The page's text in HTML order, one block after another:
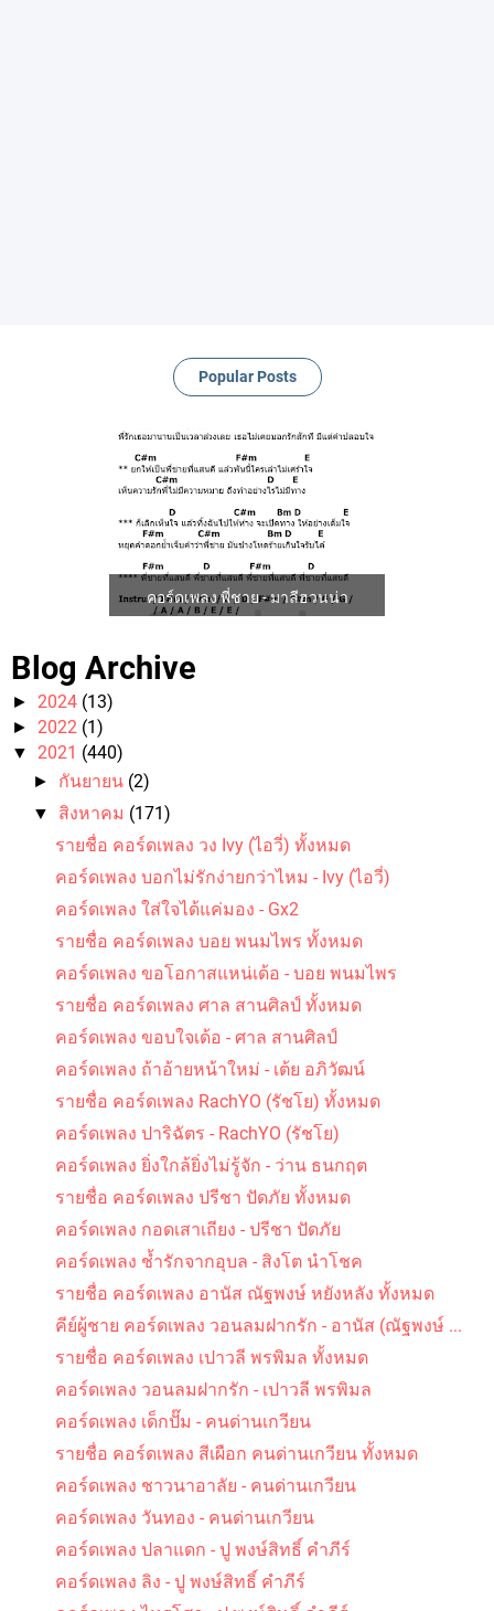
Popular Posts
คอร์ดเพลง พี่ชาย - มาลีฮวนน่า
คอร์ดเพลง ปลาแดก - ปู พงษ์สิทธิ์ คำภีร์
คอร์ดเพลง นางสาวขนุน - สันติภาพ
คอร์ดเพลง รัก คิดถึง และห่วงใย - เคียส
คอร์ดเพลง ไว้ใจ - เอ๋ สันติภาพ
Blog Archive
► 2024 (13)
► 2022 (1)
▼ 2021 (440)
► กันยายน (2)
▼ สิงหาคม (171)
รายชื่อ คอร์ดเพลง วง Ivy (ไอวี่) ทั้งหมด
คอร์ดเพลง บอกไม่รักง่ายกว่าไหม - Ivy (ไอวี่)
คอร์ดเพลง ใส่ใจได้แค่มอง - Gx2
รายชื่อ คอร์ดเพลง บอย พนมไพร ทั้งหมด
คอร์ดเพลง ขอโอกาสแหน่เด้อ - บอย พนมไพร
รายชื่อ คอร์ดเพลง ศาล สานศิลป์ ทั้งหมด
คอร์ดเพลง ขอบใจเด้อ - ศาล สานศิลป์
คอร์ดเพลง ถ้าอ้ายหน้าใหม่ - เต้ย อภิวัฒน์
รายชื่อ คอร์ดเพลง RachYO (รัชโย) ทั้งหมด
คอร์ดเพลง ปาริฉัตร - RachYO (รัชโย)
คอร์ดเพลง ยิ่งใกล้ยิ่งไม่รู้จัก - ว่าน ธนกฤต
รายชื่อ คอร์ดเพลง ปรีชา ปัดภัย ทั้งหมด
คอร์ดเพลง กอดเสาเถียง - ปรีชา ปัดภัย
คอร์ดเพลง ช้ำรักจากอุบล - สิงโต นำโชค
รายชื่อ คอร์ดเพลง อานัส ณัฐพงษ์ หยังหลัง ทั้งหมด
คีย์ผู้ชาย คอร์ดเพลง วอนลมฝากรัก - อานัส (ณัฐพงษ์ ...
รายชื่อ คอร์ดเพลง เปาวลี พรพิมล ทั้งหมด
คอร์ดเพลง วอนลมฝากรัก - เปาวลี พรพิมล
คอร์ดเพลง เด็กปั๊ม - คนด่านเกวียน
รายชื่อ คอร์ดเพลง สีเผือก คนด่านเกวียน ทั้งหมด
คอร์ดเพลง ชาวนาอาลัย - คนด่านเกวียน
คอร์ดเพลง วันทอง - คนด่านเกวียน
คอร์ดเพลง ปลาแดก - ปู พงษ์สิทธิ์ คำภีร์
คอร์ดเพลง ลิง - ปู พงษ์สิทธิ์ คำภีร์